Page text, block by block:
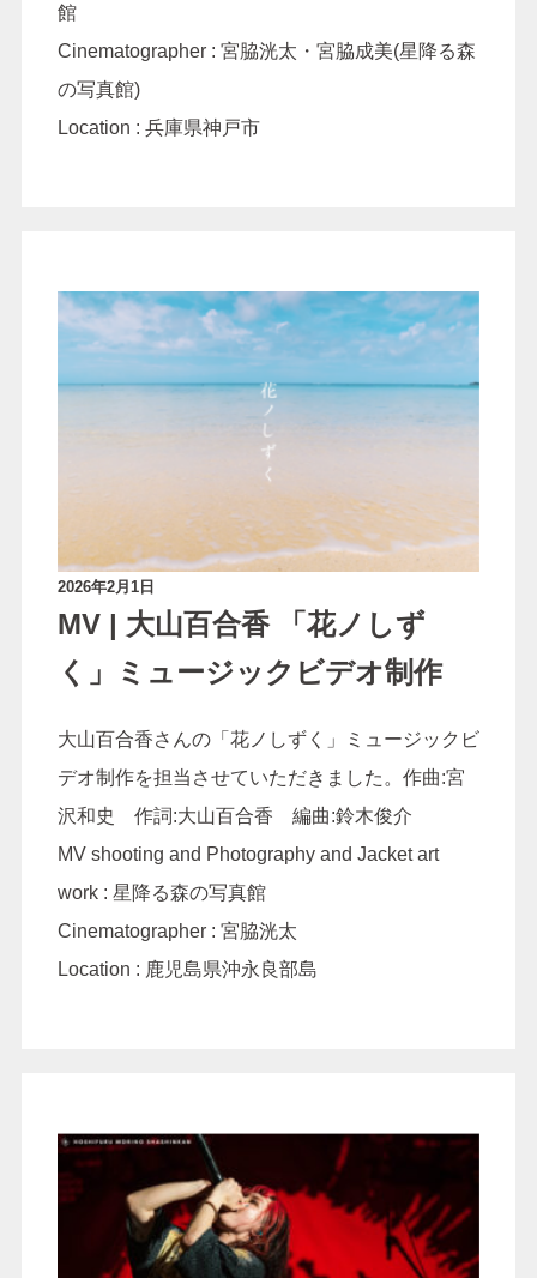
館
Cinematographer : 宮脇洸太・宮脇成美(星降る森
の写真館)
Location : 兵庫県神戸市
2026年2月1日
MV | 大山百合香 「花ノしず
く」ミュージックビデオ制作
大山百合香さんの「花ノしずく」ミュージックビ
デオ制作を担当させていただきました。作曲:宮
沢和史 作詞:大山百合香 編曲:鈴木俊介
MV shooting and Photography and Jacket art
work : 星降る森の写真館
Cinematographer : 宮脇洸太
Location : 鹿児島県沖永良部島